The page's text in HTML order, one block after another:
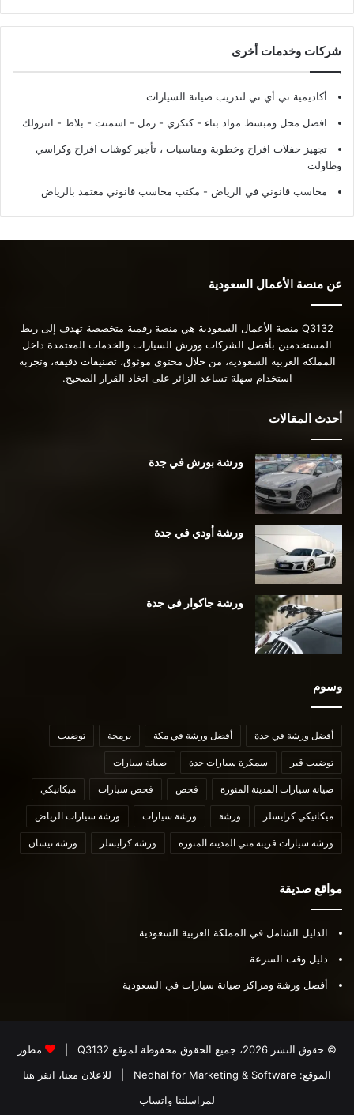
شركات وخدمات أخرى
أكاديمية تي أي تي لتدريب صيانة السيارات
افضل محل ومبسط مواد بناء - كنكري - رمل - اسمنت - بلاط - انترولك
تجهيز حفلات افراح وخطوبة ومناسبات ، تأجير كوشات افراح وكراسي
وطاولت
محاسب قانوني في الرياض - مكتب محاسب قانوني معتمد بالرياض
عن منصة الأعمال السعودية
Q3132 منصة الأعمال السعودية هي منصة رقمية متخصصة تهدف إلى ربط
المستخدمين بأفضل الشركات وورش السيارات والخدمات المعتمدة داخل
المملكة العربية السعودية، من خلال محتوى موثوق، تصنيفات دقيقة، وتجربة
استخدام سهلة تساعد الزائر على اتخاذ القرار الصحيح.
أحدث المقالات
ورشة بورش في جدة
ورشة أودي في جدة
ورشة جاكوار في جدة
وسوم
أفضل ورشة في جدة أفضل ورشة في مكة برمجة توضيب
توضيب قير سمكرة سيارات جدة صيانة سيارات
صيانة سيارات المدينة المنورة فحص فحص سيارات ميكانيكي
ميكانيكي كرايسلر ورشة ورشة سيارات ورشة سيارات الرياض
ورشة سيارات قريبة مني المدينة المنورة ورشة كرايسلر ورشة نيسان
مواقع صديقة
الدليل الشامل في المملكة العربية السعودية
دليل وقت السرعة
أفضل ورشة ومراكز صيانة سيارات في السعودية
© حقوق النشر 2026، جميع الحقوق محفوظة لموقع Q3132
مطور
الموقع: Nedhal for Marketing & Software
للاعلان معنا، انقر هنا
لمراسلتنا واتساب